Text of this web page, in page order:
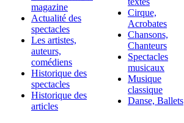
magazine
Actualité des
spectacles
Les artistes,
auteurs,
comédiens
Historique des
spectacles
Historique des
articles
Cirque,
Acrobates
Chansons,
Chanteurs
Spectacles
musicaux
Musique
classique
Danse, Ballets